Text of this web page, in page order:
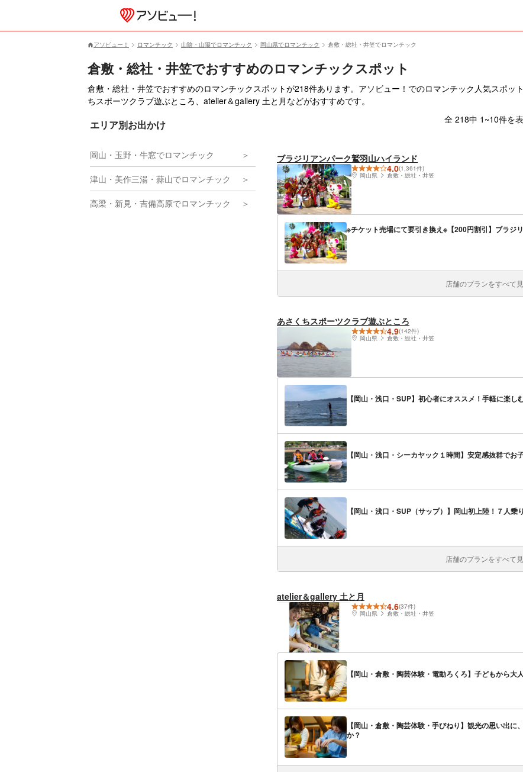
アソビュー！ ロマンチック 山陰・山陽でロマンチック 岡山県でロマンチック 倉敷・総社・井笠でロマンチック
倉敷・総社・井笠でおすすめのロマンチックスポット
倉敷・総社・井笠でおすすめのロマンチックスポットが218件あります。アソビュー！でのロマンチック人気スポッ
ちスポーツクラブ遊ぶところ、atelier＆gallery 土と月などがおすすめです。
全 218中 1~10件を
ブラジリアンパーク鷲羽山ハイランド
4.0(1,361件)
岡山県
倉敷・総社・井笠
※チケット売場にて要引き換え※【200円割引】ブラジ
店舗のプランをすべて
あさくちスポーツクラブ遊ぶところ
4.9(142件)
岡山県
倉敷・総社・井笠
【岡山・浅口・SUP】初心者にオススメ！手軽に楽し
【岡山・浅口・シーカヤック１時間】安定感抜群でお
【岡山・浅口・SUP（サップ）】岡山初上陸！７人
店舗のプランをすべて
atelier＆gallery 土と月
4.6(37件)
岡山県
倉敷・総社・井笠
【岡山・倉敷・陶芸体験・電動ろくろ】子どもから
【岡山・倉敷・陶芸体験・手びねり】観光の思い出
か？
エリア別お出かけ
岡山・玉野・牛窓でロマンチック
津山・美作三湯・蒜山でロマンチック
高梁・新見・吉備高原でロマンチック